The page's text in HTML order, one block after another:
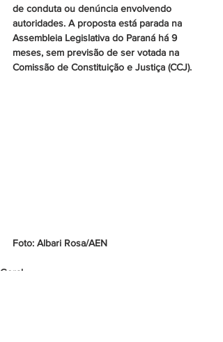
de conduta ou denúncia envolvendo
autoridades. A proposta está parada na
Assembleia Legislativa do Paraná há 9
meses, sem previsão de ser votada na
Comissão de Constituição e Justiça (CCJ).
Foto: Albari Rosa/AEN
Geral